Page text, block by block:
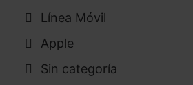
Línea Móvil
Apple
Sin categoría